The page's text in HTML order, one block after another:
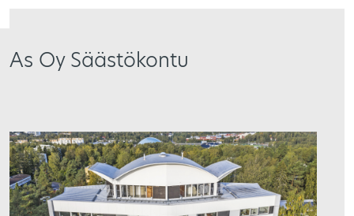
As Oy Säästökontu